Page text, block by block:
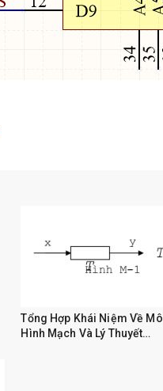
Tổng Hợp Khái Niệm Về Mô
Hình Mạch Và Lý Thuyết